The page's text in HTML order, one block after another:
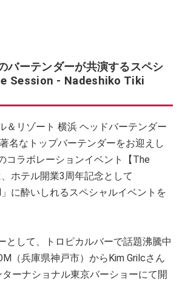
バーテンダーが共演するスペシ
Session - Nadeshiko Tiki
＆リゾート 横浜 ヘッドバーテンダー
名なトップバーテンダーをお迎えし
コラボレーションイベント【The
ホテル開業3周年記念として
」に酔いしれるスペシャルイベントを
として、トロピカルバーで話題沸騰中
（兵庫県神戸市）からKim Grilcさん
ーナショナル東京バーショーにて開